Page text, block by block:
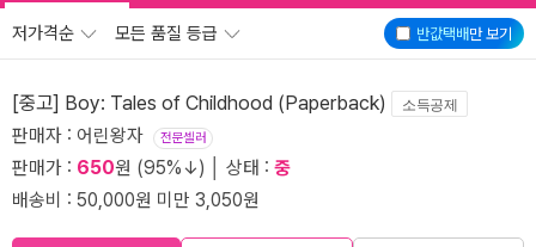
반값택배만 보기
저가격순 모든 품질 등급
[중고] Boy: Tales of Childhood (Paperback) 소득공제
판매자 : 어린왕자 전문셀러
판매가 : 650원 (95%↓) │ 상태 : 중
배송비 : 50,000원 미만 3,050원